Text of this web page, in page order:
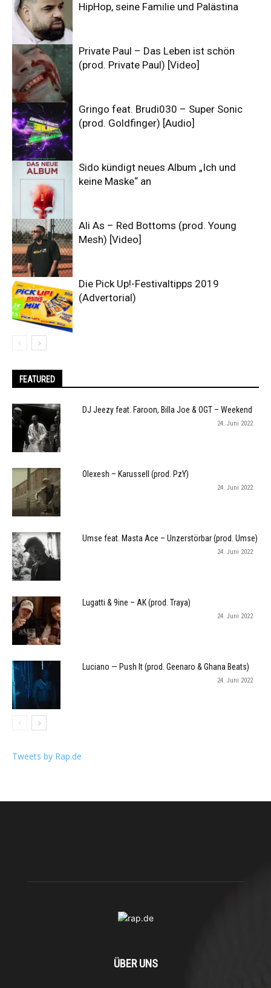
HipHop, seine Familie und Palästina
Private Paul – Das Leben ist schön
(prod. Private Paul) [Video]
Gringo feat. Brudi030 – Super Sonic
(prod. Goldfinger) [Audio]
Sido kündigt neues Album „Ich und
keine Maske“ an
Ali As – Red Bottoms (prod. Young
Mesh) [Video]
Die Pick Up!-Festivaltipps 2019
(Advertorial)
FEATURED
DJ Jeezy feat. Faroon, Billa Joe & OGT – Weekend
24. Juni 2022
Olexesh – Karussell (prod. PzY)
24. Juni 2022
Umse feat. Masta Ace – Unzerstörbar (prod. Umse)
24. Juni 2022
Lugatti & 9ine – AK (prod. Traya)
24. Juni 2022
Luciano — Push It (prod. Geenaro & Ghana Beats)
24. Juni 2022
Tweets by Rap.de
ÜBER UNS